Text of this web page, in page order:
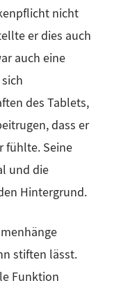
nicht
er dies auch
auch eine
des Tablets,
dass er
fühlte. Seine
und die
Hintergrund.
stiften lässt.
Funktion